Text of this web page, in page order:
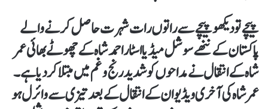
پیچے تو دیکھو پیچے سے راتوں رات شہرت حاصل کرنے والے
پاکستان کے ننھے سوشل میڈیا اسٹار احمد شاہ کے چھوٹے بھائی عمر
شاہ کے انتقال نے مداحوں کو شدید رنج و غم میں مبتلا کر دیا ہے۔
عمر شاہ کی آخری ویڈیو ان کے انتقال کے بعد تیزی سے وائرل ہو